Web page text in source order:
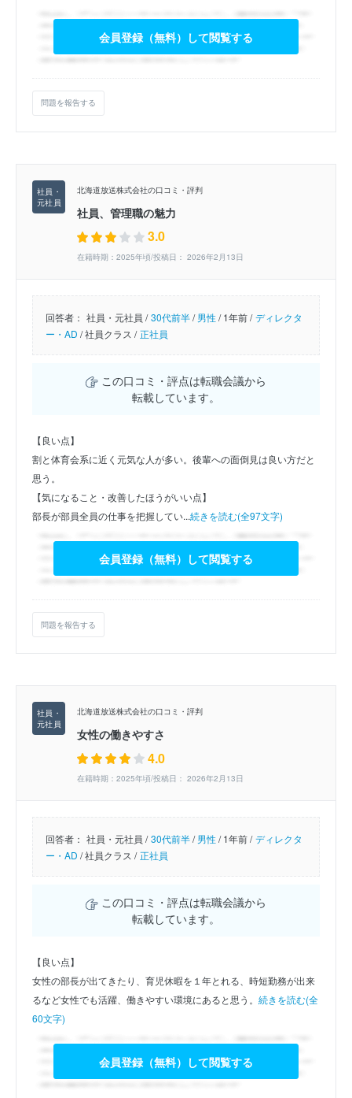
会員登録（無料）して閲覧する
問題を報告する
北海道放送株式会社の口コミ・評判
社員、管理職の魅力
3.0
在籍時期：2025年頃/投稿日： 2026年2月13日
回答者： 社員・元社員 / 30代前半/男性/1年前 / ディレクタ
ー・AD /社員クラス / 正社員
この口コミ・評点は転職会議から
転載しています。
【良い点】
割と体育会系に近く元気な人が多い。後輩への面倒見は良い方だと
思う。
【気になること・改善したほうがいい点】
部長が部員全員の仕事を把握してい...続きを読む(全97文字)
会員登録（無料）して閲覧する
問題を報告する
北海道放送株式会社の口コミ・評判
女性の働きやすさ
4.0
在籍時期：2025年頃/投稿日： 2026年2月13日
回答者： 社員・元社員 / 30代前半/男性/1年前 / ディレクタ
ー・AD /社員クラス / 正社員
この口コミ・評点は転職会議から
転載しています。
【良い点】
女性の部長が出てきたり、育児休暇を１年とれる、時短勤務が出来
るなど女性でも活躍、働きやすい環境にあると思う。 続きを読む(全
60文字)
会員登録（無料）して閲覧する